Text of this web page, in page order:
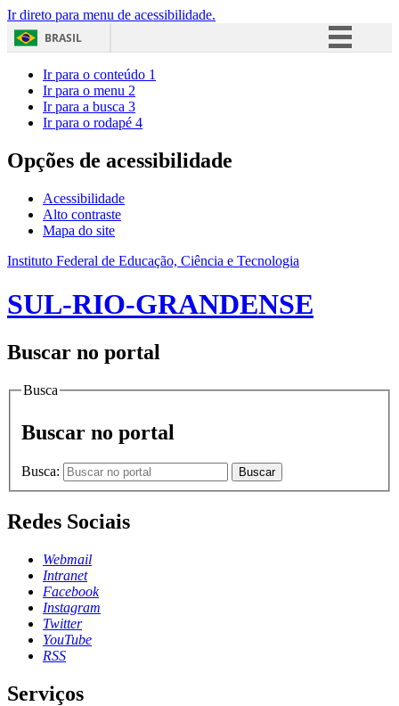
Ir direto para menu de acessibilidade.
BRASIL
Acesso à informação
Ir para o conteúdo 1
Ir para o menu 2
Ir para a busca 3
Ir para o rodapé 4
Opções de acessibilidade
Acessibilidade
Alto contraste
Mapa do site
Instituto Federal de Educação, Ciência e Tecnologia
SUL-RIO-GRANDENSE
Buscar no portal
Busca
Buscar no portal
Busca: Buscar
Redes Sociais
Webmail
Intranet
Facebook
Instagram
Twitter
YouTube
RSS
Serviços